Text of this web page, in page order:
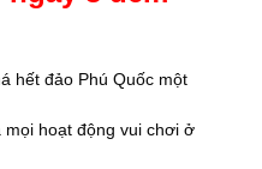
hết đảo Phú Quốc một
mọi hoạt động vui chơi ở